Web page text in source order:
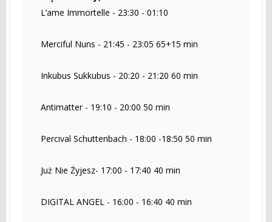
L’ame Immortelle - 23:30 - 01:10
Merciful Nuns - 21:45 - 23:05 65+15 min
Inkubus Sukkubus - 20:20 - 21:20 60 min
Antimatter - 19:10 - 20:00 50 min
Percival Schuttenbach - 18:00 -18:50 50 min
Już Nie Żyjesz- 17:00 - 17:40 40 min
DIGITAL ANGEL - 16:00 - 16:40 40 min